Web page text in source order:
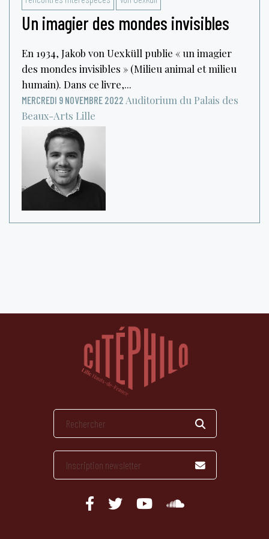
Un imagier des mondes invisibles
En 1934, Jakob von Uexküll publie « un imagier
des mondes invisibles » (Milieu animal et milieu
humain). Dans ce livre,...
MERCREDI 9 NOVEMBRE 2022 Auditorium du Palais des
Beaux-Arts Lille